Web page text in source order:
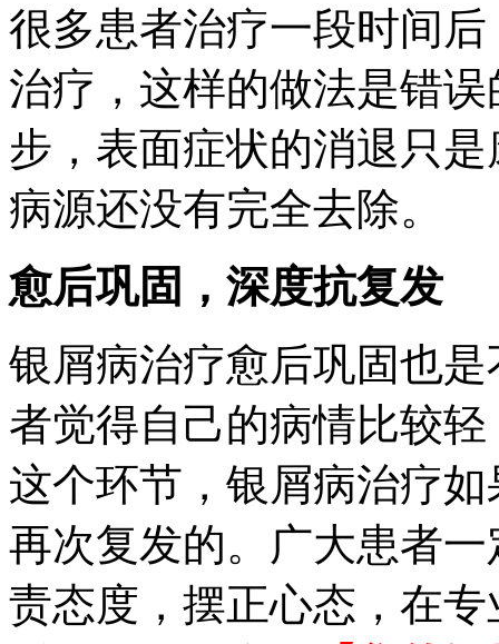
很多患者治疗一段时间
治疗，这样的做法是错
步，表面症状的消退只
病源还没有完全去除。
愈后巩固，深度抗复发
银屑病治疗愈后巩固也
者觉得自己的病情比较
这个环节，银屑病治疗
再次复发的。广大患者
责态度，摆正心态，在